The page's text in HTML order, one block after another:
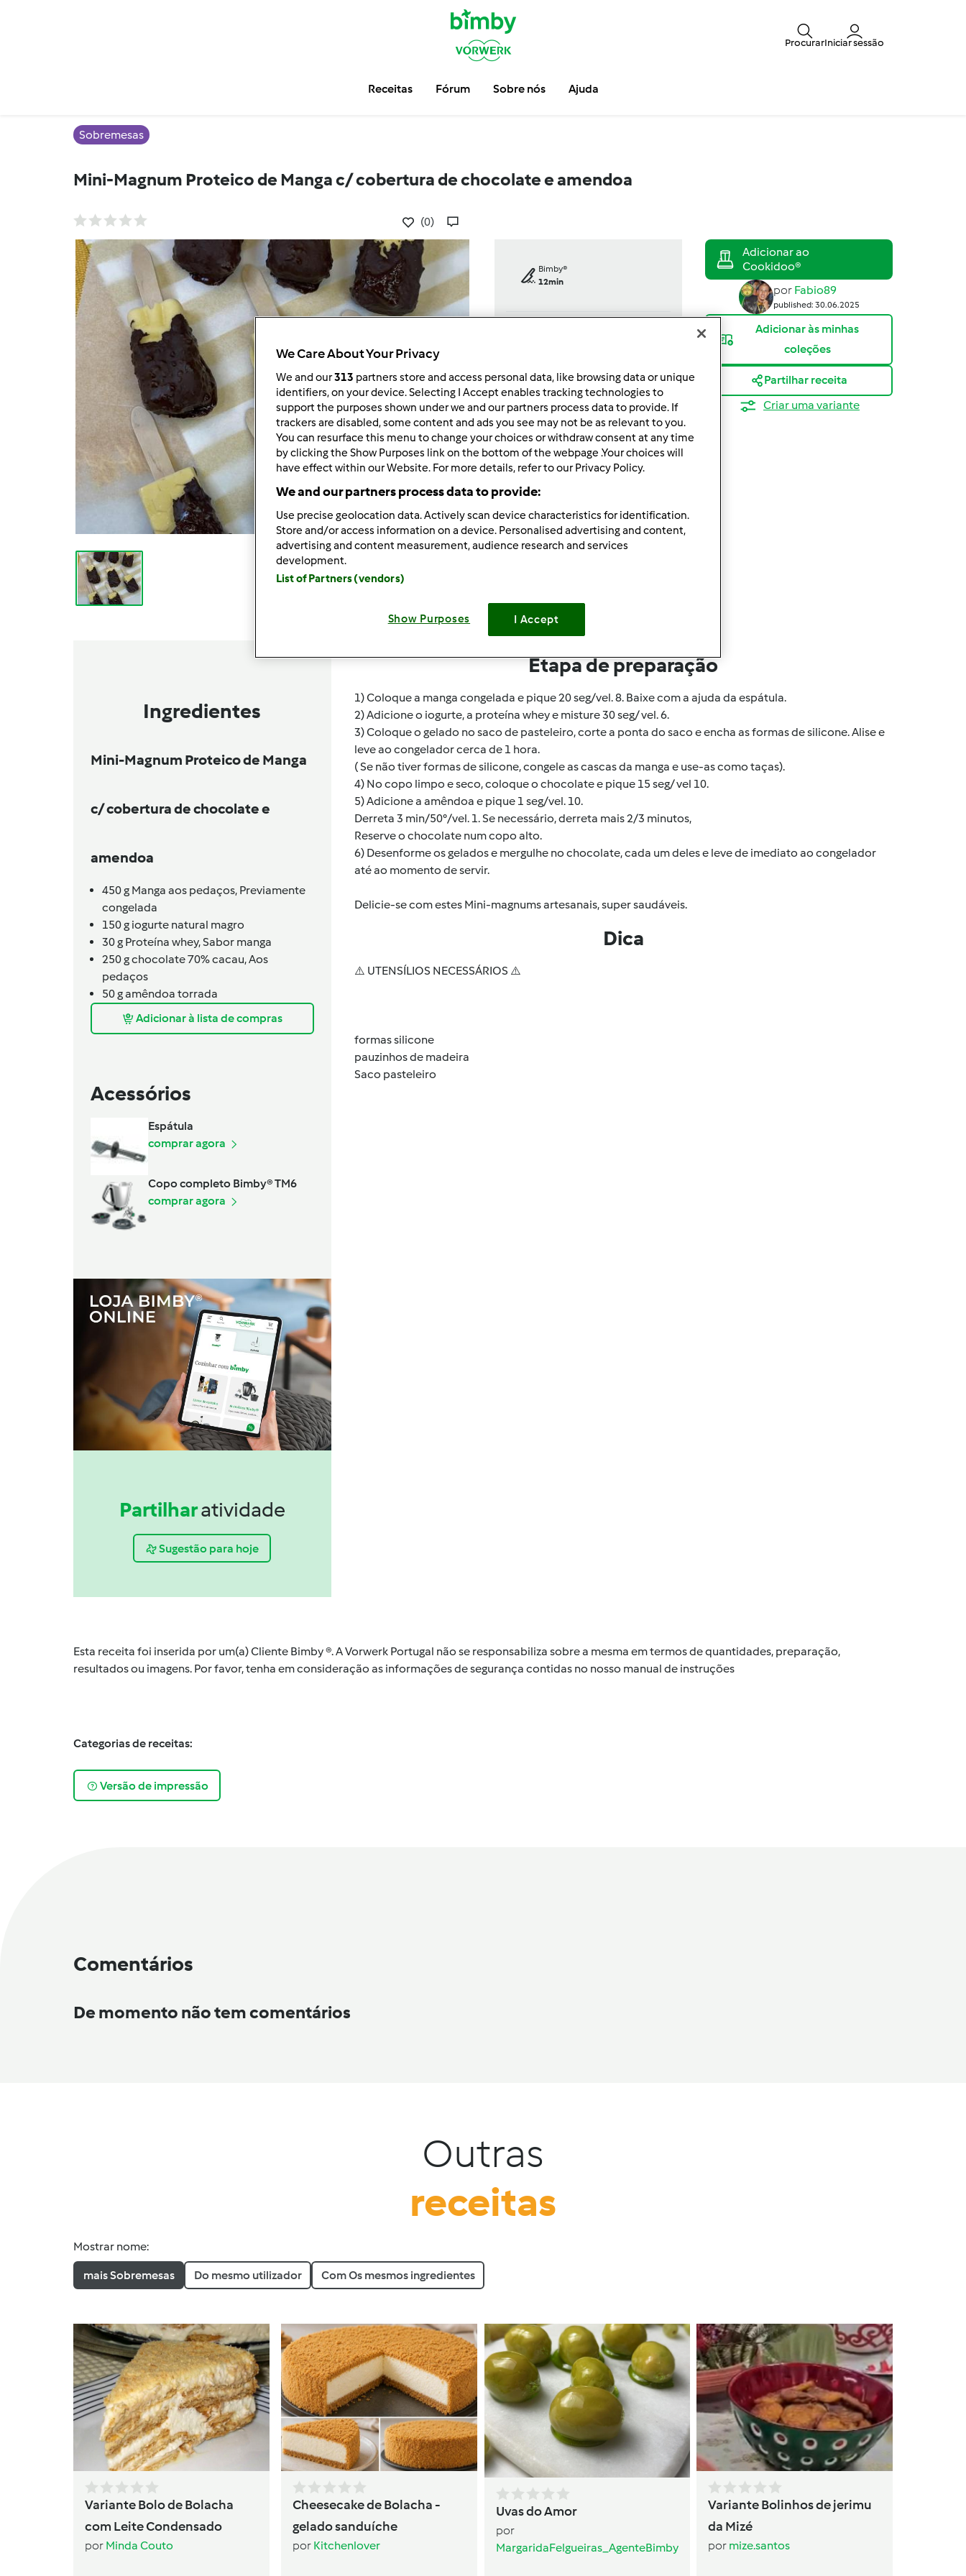
ProcurarIniciar sessão
Receitas Fórum Sobre nós Ajuda
Sobremesas
Mini-Magnum Proteico de Manga c/ cobertura de chocolate e amendoa
(0)
Bimby®
12min
dose/s
12unidade/s
por Fabio89
published: 30.06.2025
Adicionar às minhas
coleções
Partilhar receita
Criar uma variante
Ingredientes
Mini-Magnum Proteico de Manga
c/ cobertura de chocolate e
amendoa
450g Manga aos pedaços, Previamente
congelada
150g iogurte natural magro
30g Proteína whey,Sabor manga
250gchocolate 70% cacau,Aos
pedaços
50gamêndoa torrada
Adicionar à lista de compras
Acessórios
Espátula
comprar agora
Copo completo Bimby® TM6
comprar agora
Partilharatividade
Sugestão para hoje
Etapa de preparação
1) Coloque a manga congelada e pique 20 seg/vel. 8. Baixe com a ajuda da espátula.
2) Adicione o iogurte, a proteína whey e misture 30 seg/ vel. 6.
3) Coloque o gelado no saco de pasteleiro, corte a ponta do saco e encha as formas de silicone. Alise e
leve ao congelador cerca de 1 hora.
( Se não tiver formas de silicone, congele as cascas da manga e use-as como taças).
4) No copo limpo e seco, coloque o chocolate e pique 15 seg/ vel 10.
5) Adicione a amêndoa e pique 1 seg/vel. 10.
Derreta 3 min/50°/vel. 1. Se necessário, derreta mais 2/3 minutos,
Reserve o chocolate num copo alto.
6) Desenforme os gelados e mergulhe no chocolate, cada um deles e leve de imediato ao congelador
até ao momento de servir.
Delicie-se com estes Mini-magnums artesanais, super saudáveis.
Dica
⚠️ UTENSÍLIOS NECESSÁRIOS ⚠️
formas silicone
pauzinhos de madeira
Saco pasteleiro
Esta receita foi inserida por um(a) Cliente Bimby ®. A Vorwerk Portugal não se responsabiliza sobre a mesma em termos de quantidades, preparação,
resultados ou imagens. Por favor, tenha em consideração as informações de segurança contidas no nosso manual de instruções
Categorias de receitas:
Versão de impressão
Comentários
De momento não tem comentários
Outras
receitas
Mostrar nome:
mais Sobremesas Do mesmo utilizador Com Os mesmos ingredientes
Variante Bolo de Bolacha
com Leite Condensado
por Minda Couto
Cheesecake de Bolacha -
gelado sanduíche
por Kitchenlover
Uvas do Amor
por
MargaridaFelgueiras_AgenteBimby
Variante Bolinhos de jerimu
da Mizé
por mize.santos
We Care About Your Privacy
We and our313 partners store and access personal data, like browsing data or unique
identifiers, on your device. Selecting I Accept enables tracking technologies to
support the purposes shown under we and our partners process data to provide. If
trackers are disabled, some content and ads you see may not be as relevant to you.
You can resurface this menu to change your choices or withdraw consent at any time
by clicking the Show Purposes link on the bottom of the webpage .Your choices will
have effect within our Website. For more details, refer to our Privacy Policy.
We and our partners process data to provide:
Use precise geolocation data. Actively scan device characteristics for identification.
Store and/or access information on a device. Personalised advertising and content,
advertising and content measurement, audience research and services
development.
List of Partners (vendors)
Show Purposes I Accept